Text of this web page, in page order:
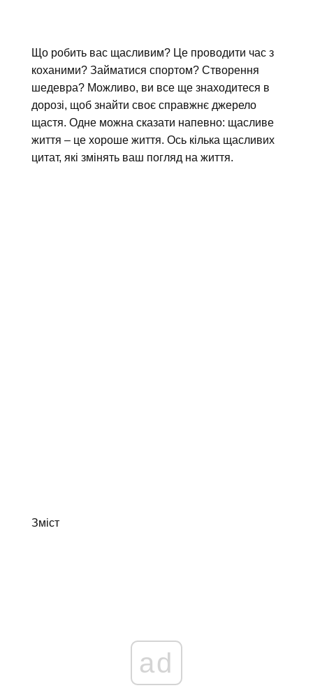
Що робить вас щасливим? Це проводити час з
коханими? Займатися спортом? Створення
шедевра? Можливо, ви все ще знаходитеся в
дорозі, щоб знайти своє справжнє джерело
щастя. Одне можна сказати напевно: щасливе
життя – це хороше життя. Ось кілька щасливих
цитат, які змінять ваш погляд на життя.
Зміст
ad